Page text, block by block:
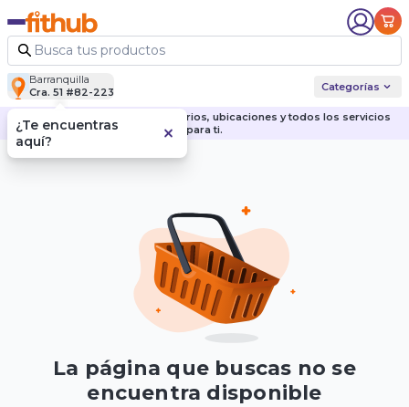
Barranquilla
Cra. 51 #82-223
Categorías
Descubre nuestras sedes, horarios, ubicaciones y todos los servicios
para ti.
La página que buscas no se
encuentra disponible
¿Te encuentras
aquí?